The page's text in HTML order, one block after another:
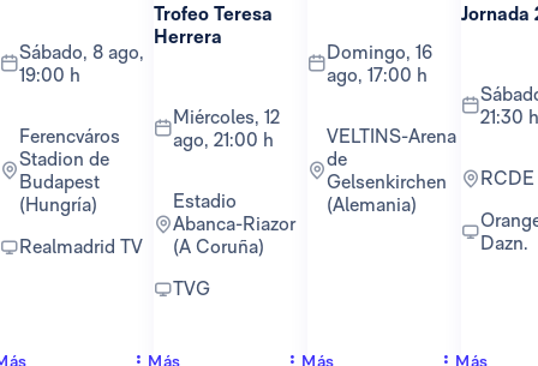
sábado, 8 ago,
19:00 h
Ferencváros
Stadion de
Budapest
(Hungría)
Realmadrid TV
Trofeo Teresa
Herrera
miércoles, 12
ago, 21:00 h
Estadio
Abanca-Riazor
(A Coruña)
TVG
Más
domingo, 16
ago, 17:00 h
VELTINS-Arena
de
Gelsenkirchen
(Alemania)
Más
Jornada
sábado, 22 ago,
21:30 h
Orange TV y
Dazn.
Más